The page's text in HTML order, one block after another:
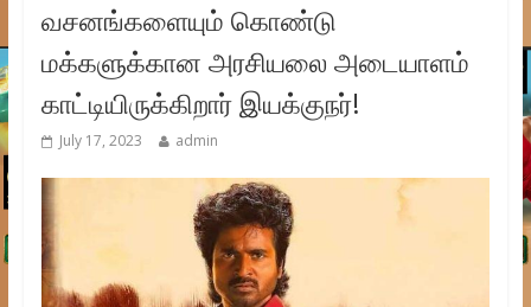
வசனங்களையும் கொண்டு
மக்களுக்கான அரசியலை அடையாளம்
காட்டியிருக்கிறார் இயக்குநர்!
July 17, 2023 admin